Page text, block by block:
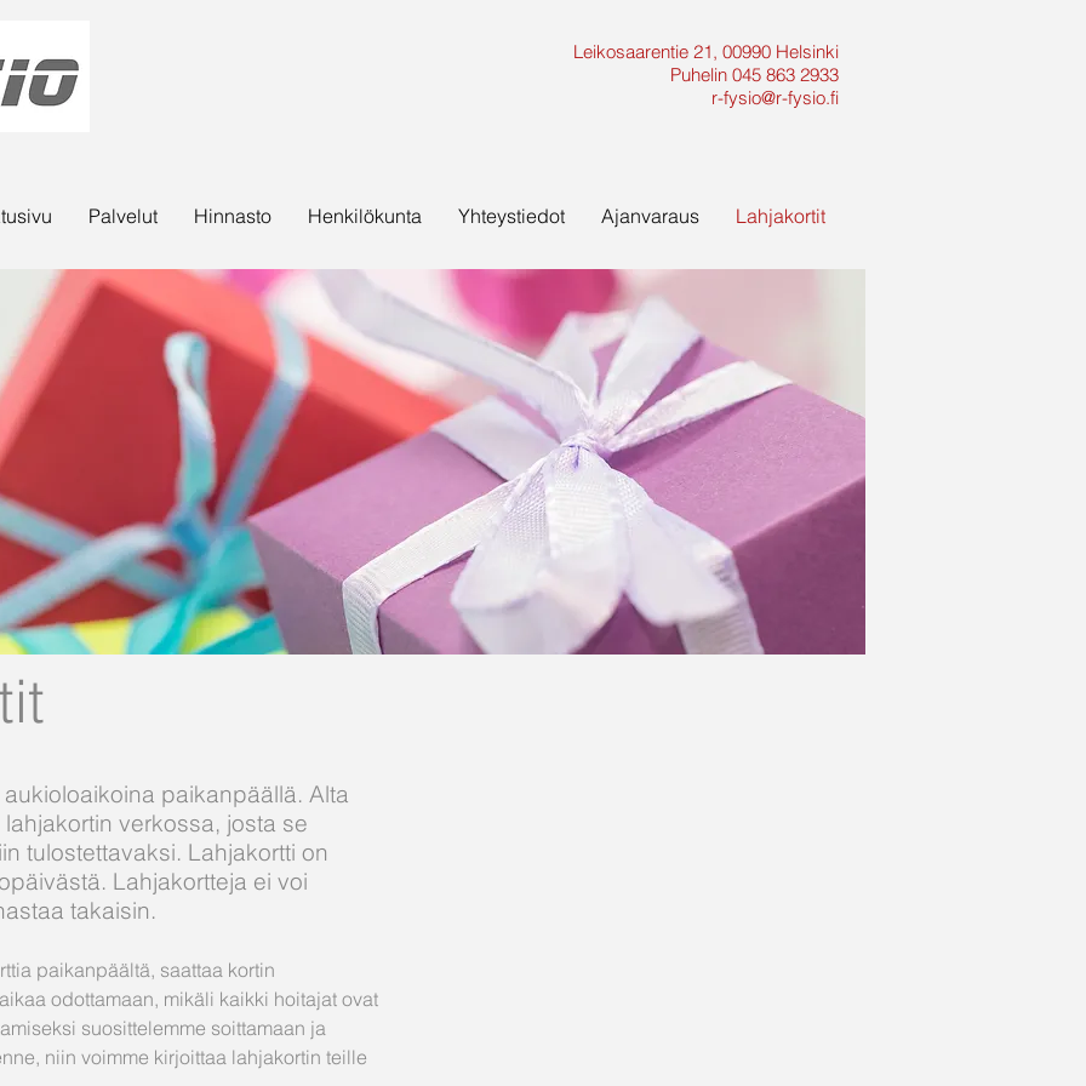
Leikosaarentie 21, 00990 Helsinki
Puhelin 045 863 2933
r-fysio@r-fysio.fi
Palvelut Hinnasto Henkilökunta Yhteystiedot Ajanvaraus Lahjakortit
paikanpäällä. Alta
verkossa, josta se
tulostettavaksi. Lahjakortti on
Lahjakortteja ei voi
takaisin.
paikanpäältä, saattaa kortin
odottamaan, mikäli kaikki hoitajat ovat
suosittelemme soittamaan ja
niin voimme kirjoittaa lahjakortin teille